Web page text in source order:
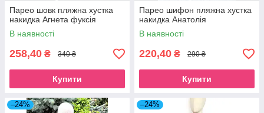
Парео шовк пляжна хустка
накидка Агнета фуксія
В наявності
258,40 ₴ 340 ₴
Купити
Парео шифон пляжна хустка
накидка Анатолія
В наявності
220,40 ₴ 290 ₴
Купити
–24% –24%